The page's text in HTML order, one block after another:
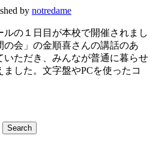
by notredame
の１日目が本校で開催されまし
会」の金順喜さんの講話のあ
いただき、みんなが普通に暮らせ
した。文字盤やPCを使ったコ
Search